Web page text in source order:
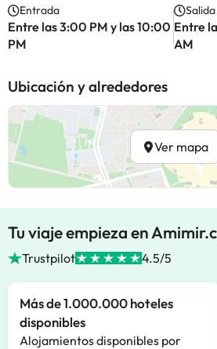
Entrada
Entre las 3:00 PM y las 10:00
PM
Salida
Entre
AM
Ubicación y alrededores
Ver mapa
Tu viaje empieza en
Trustpilot 4.5/5
Más de 1.000.000 hoteles
disponibles
Alojamientos disponibles por